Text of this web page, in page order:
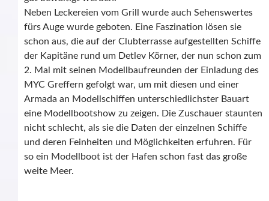
Neben Leckereien vom Grill wurde auch Sehenswertes
fürs Auge wurde geboten. Eine Faszination lösen sie
schon aus, die auf der Clubterrasse aufgestellten Schiffe
der Kapitäne rund um Detlev Körner, der nun schon zum
2. Mal mit seinen Modellbaufreunden der Einladung des
MYC Greffern gefolgt war, um mit diesen und einer
Armada an Modellschiffen unterschiedlichster Bauart
eine Modellbootshow zu zeigen. Die Zuschauer staunten
nicht schlecht, als sie die Daten der einzelnen Schiffe
und deren Feinheiten und Möglichkeiten erfuhren. Für
so ein Modellboot ist der Hafen schon fast das große
weite Meer.